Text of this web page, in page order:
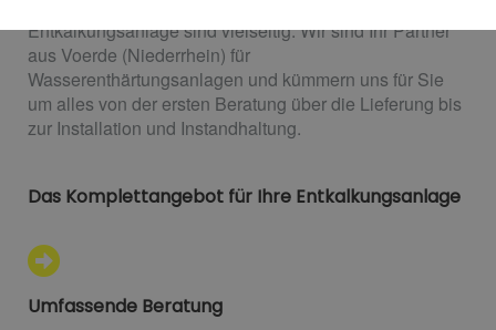
Entkalkungsanlage sind vielseitig. Wir sind Ihr Partner
aus Voerde (Niederrhein) für
Wasserenthärtungsanlagen und kümmern uns für Sie
um alles von der ersten Beratung über die Lieferung bis
zur Installation und Instandhaltung.
Das Komplettangebot für Ihre Entkalkungsanlage
Umfassende Beratung